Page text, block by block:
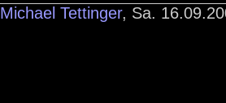
Michael Tettinger, Sa.